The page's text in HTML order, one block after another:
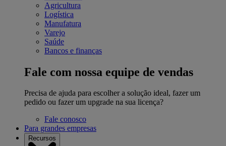
Agricultura
Logística
Manufatura
Varejo
Saúde
Bancos e finanças
Fale com nossa equipe de vendas
Precisa de ajuda para escolher a solução ideal, fazer um
pedido ou fazer um upgrade na sua licença?
Fale conosco
Para grandes empresas
Recursos